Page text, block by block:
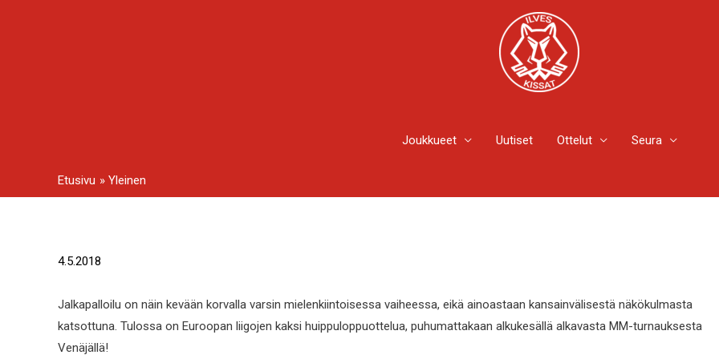
Joukkueet Uutiset Ottelut Seura
Etusivu Yleinen
4.5.2018
Jalkapalloilu on näin kevään korvalla varsin mielenkiintoisessa vaiheessa, eikä ainoastaan kansainvälisestä näkökulmasta
katsottuna. Tulossa on Euroopan liigojen kaksi huippuloppuottelua, puhumattakaan alkukesällä alkavasta MM-turnauksesta
Venäjällä!
Artikkelien